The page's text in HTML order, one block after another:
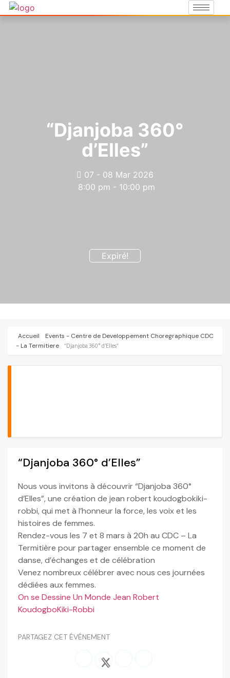
“Djanjoba 360°
d’Elles”
07 - 08 Mar 2026
Expiré!
8:00 pm - 10:00 pm
Accueil
Events - Centre de Developpement Choregraphique CDC
- La Termitiere
“Djanjoba 360° d’Elles”
“Djanjoba 360° d’Elles”
Nous vous invitons à découvrir “Djanjoba 360°
d’Elles”, une création de jean robert koudogbokiki-
robbi, qui met à l’honneur la force, les voix et les
histoires de femmes.
Rendez-vous les 7 et 8 mars à 20h au CDC – La
Termitière pour partager ensemble ce moment de
danse, d’échanges et de célébration
Venez nombreux célébrer avec nous ces journées
dédiées aux femmes.
On se Dessine Un Monde Jean Robert
KoudogboKiki-Robbi
PARTAGEZ CET ÉVÉNEMENT